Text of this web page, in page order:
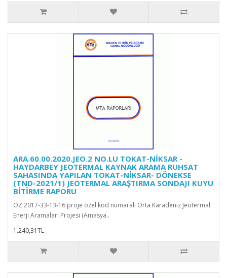
ARA.60.00.2020.JEO.2 NO.LU TOKAT-NİKSAR -
HAYDARBEY JEOTERMAL KAYNAK ARAMA RUHSAT
SAHASINDA YAPILAN TOKAT-NİKSAR- DÖNEKSE
(TND-2021/1) JEOTERMAL ARAŞTIRMA SONDAJI KUYU
BİTİRME RAPORU
ÖZ 2017-33-13-16 proje özel kod numaralı Orta Karadeniz Jeotermal
Enerji Aramaları Projesi (Amasya..
1.240,31TL